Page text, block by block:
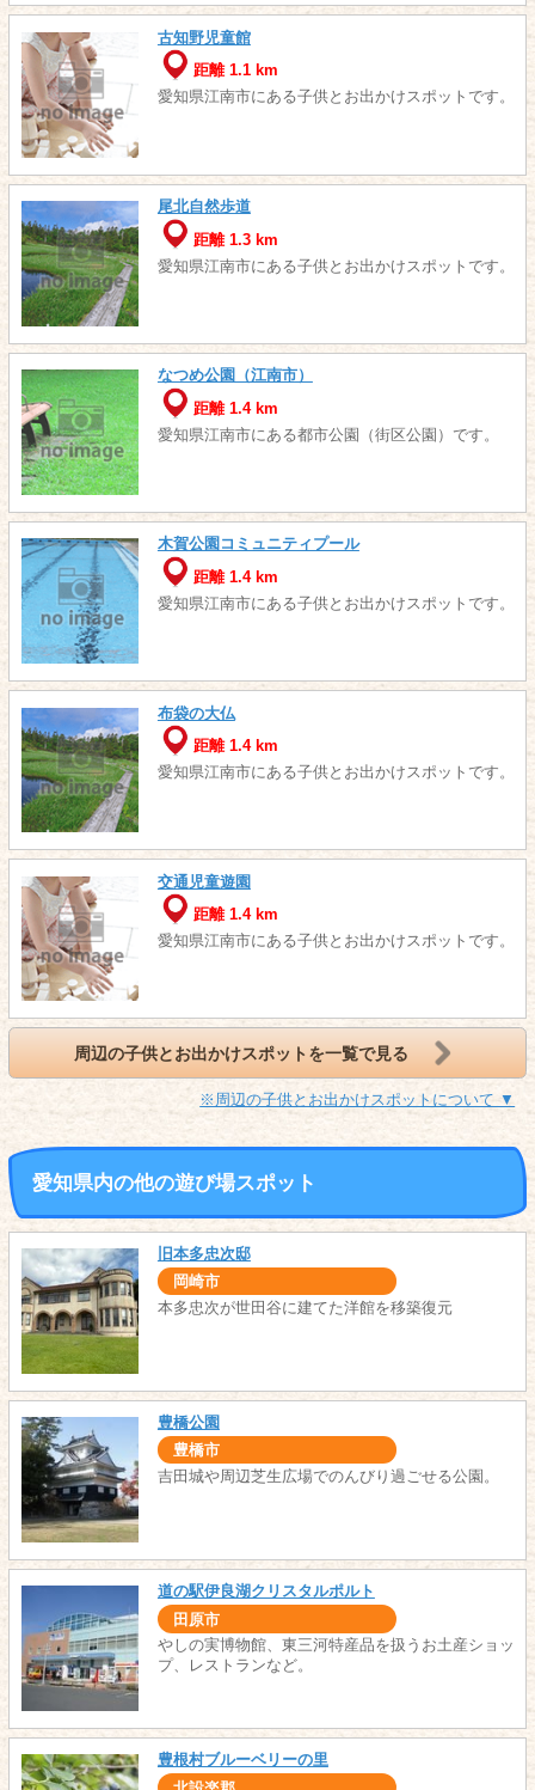
古知野児童館
距離 1.1 km
愛知県江南市にある子供とお出かけスポットです。
尾北自然歩道
距離 1.3 km
愛知県江南市にある子供とお出かけスポットです。
なつめ公園（江南市）
距離 1.4 km
愛知県江南市にある都市公園（街区公園）です。
木賀公園コミュニティプール
距離 1.4 km
愛知県江南市にある子供とお出かけスポットです。
布袋の大仏
距離 1.4 km
愛知県江南市にある子供とお出かけスポットです。
交通児童遊園
距離 1.4 km
愛知県江南市にある子供とお出かけスポットです。
周辺の子供とお出かけスポットを一覧で見る
※周辺の子供とお出かけスポットについて ▼
愛知県内の他の遊び場スポット
旧本多忠次邸
岡崎市
本多忠次が世田谷に建てた洋館を移築復元
豊橋公園
豊橋市
吉田城や周辺芝生広場でのんびり過ごせる公園。
道の駅伊良湖クリスタルポルト
田原市
やしの実博物館、東三河特産品を扱うお土産ショッ
プ、レストランなど。
豊根村ブルーベリーの里